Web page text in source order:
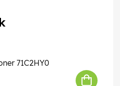
71C2HY0